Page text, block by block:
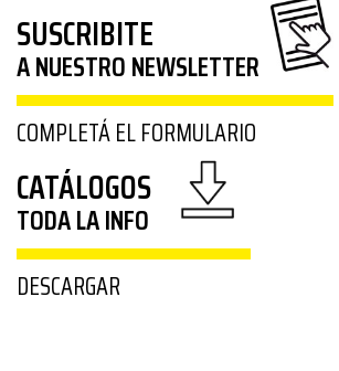
SUSCRIBITE
A NUESTRO NEWSLETTER
COMPLETÁ EL FORMULARIO
CATÁLOGOS
TODA LA INFO
DESCARGAR